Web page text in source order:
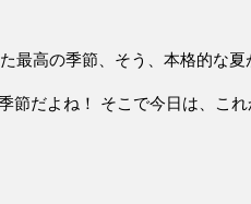
最高の季節、そう、本格的な夏
だよね！ そこで今日は、こ